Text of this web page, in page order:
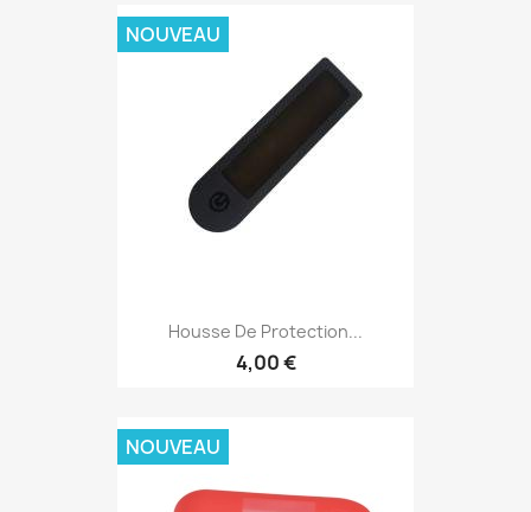
Housse De Protection...
4,00 €
NOUVEAU
NOUVEAU